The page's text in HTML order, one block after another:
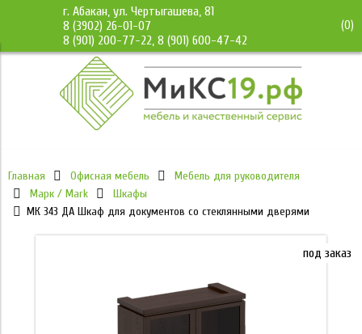
г. Абакан, ул. Чертыгашева, 81
8 (3902) 26-01-07
8 (901) 200-77-22, 8 (901) 600-47-42
(0)
Главная Офисная мебель
Мебель для руководителя
Марк / Mark
Шкафы
МК 343 ДА Шкаф для документов со стеклянными дверями
под заказ